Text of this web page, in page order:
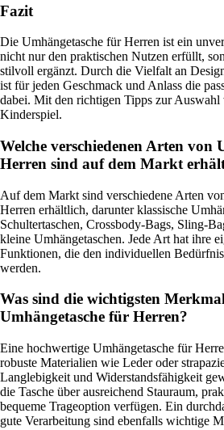
Fazit
Die Umhängetasche für Herren ist ein
nicht nur den praktischen Nutzen erfüllt,
stilvoll ergänzt. Durch die Vielfalt an
ist für jeden Geschmack und Anlass die
dabei. Mit den richtigen Tipps zur
Kinderspiel.
Welche verschiedenen Arten von
Herren sind auf dem Markt
Auf dem Markt sind verschiedene Arten
Herren erhältlich, darunter klassische
Schultertaschen, Crossbody-Bags, Sling-
kleine Umhängetaschen. Jede Art hat ihre
Funktionen, die den individuellen
werden.
Was sind die wichtigsten
Umhängetasche für Herren?
Eine hochwertige Umhängetasche für
robuste Materialien wie Leder oder
Langlebigkeit und Widerstandsfähigkeit
die Tasche über ausreichend Stauraum,
bequeme Trageoption verfügen. Ein
gute Verarbeitung sind ebenfalls wichtige